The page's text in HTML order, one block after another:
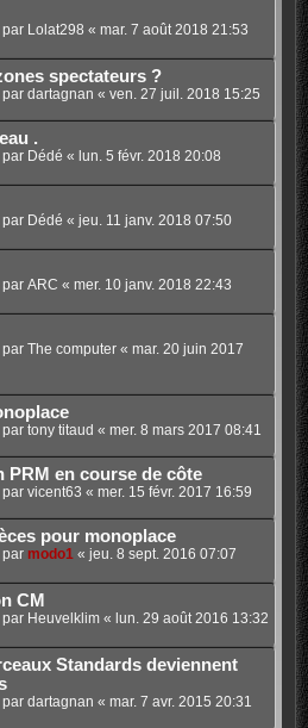
par Lolat298 « mar. 7 août 2018 21:53
spectateurs ?
par dartagnan « ven. 27 juil. 2018 15:25
.
par Dédé « lun. 5 févr. 2018 20:08
par Dédé « jeu. 11 janv. 2018 07:50
par ARC « mer. 10 janv. 2018 22:43
par The computer« mar. 20 juin 2017
par tony titaud « mer. 8 mars 2017 08:41
PRM en course de côte
par vicent63 « mer. 15 févr. 2017 16:59
pour monoplace
par modo1 « jeu. 8 sept. 2016 07:07
CM
par Heuvelklim« lun. 29 août 2016 13:32
Standards deviennent
par dartagnan « mar. 7 avr. 2015 20:31